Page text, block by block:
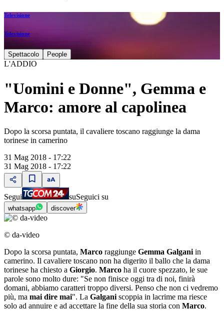
Televisione
Televisione
Spettacolo People
L'ADDIO
"Uomini e Donne", Gemma e
Marco: amore al capolinea
Dopo la scorsa puntata, il cavaliere toscano raggiunge la dama
torinese in camerino
31 Mag 2018 - 17:22
31 Mag 2018 - 17:22
Segui suSeguici su
whatsapp discover
© da-video
Dopo la scorsa puntata, Marco raggiunge Gemma Galgani in
camerino. Il cavaliere toscano non ha digerito il ballo che la dama
torinese ha chiesto a Giorgio. Marco ha il cuore spezzato, le sue
parole sono molto dure: "Se non finisce oggi tra di noi, finirà
domani, abbiamo caratteri troppo diversi. Penso che non ci vedremo
più, ma mai dire mai". La Galgani scoppia in lacrime ma riesce
solo ad annuire e ad accettare la fine della sua storia con Marco.